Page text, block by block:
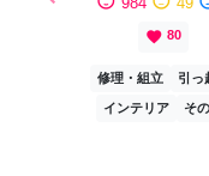
favorite 80
修理・組立 引っ
インテリア そ
Previous